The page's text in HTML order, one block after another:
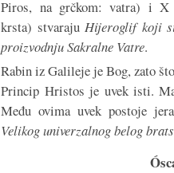
Piros, na grčkom: vatra) i X
krsta) stvarajuHijeroglif koji
proizvodnju Sakralne Vatre.
Rabin iz Galileje je Bog, zato
Princip Hristos je uvek isti.
Među ovima uvek postoje
Velikog univerzalnog belog